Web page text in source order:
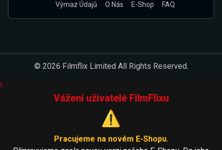
Výmaz Údajů
O Nás E-Shop FAQ
© 2026 Filmflix Limited All Rights Reserved.
i
Vážení uživatelé FilmFlixu
⚠️
Pracujeme na novém E-Shopu.